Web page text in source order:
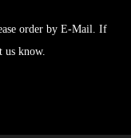
order by E-Mail. If
us know.